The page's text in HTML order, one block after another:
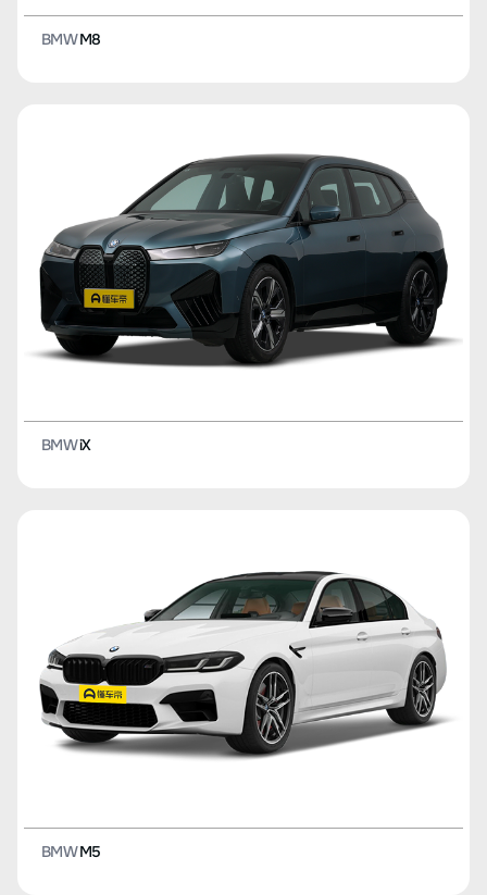
BMWM8
BMWiX
BMWM5